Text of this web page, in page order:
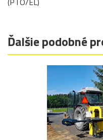
Ďalšie podobné